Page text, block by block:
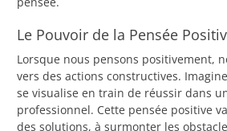
Le Pouvoir de la Pensée
Lorsque nous pensons positivement,
vers des actions constructives.
se visualise en train de réussir dans
professionnel. Cette pensée positive
des solutions, à surmonter les